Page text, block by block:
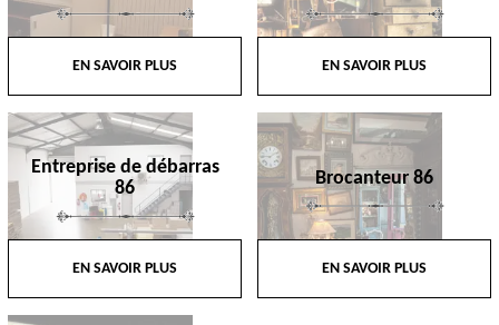
EN SAVOIR PLUS EN SAVOIR PLUS
Entreprise de débarras
86
EN SAVOIR PLUS
Brocanteur 86
EN SAVOIR PLUS